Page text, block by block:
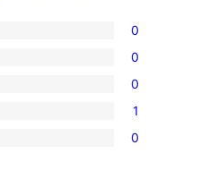
0
0
0
1
0